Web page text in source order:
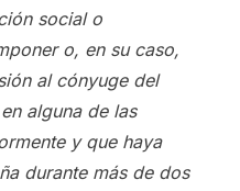
social o
o, en su caso,
al cónyuge del
alguna de las
y que haya
durante más de dos